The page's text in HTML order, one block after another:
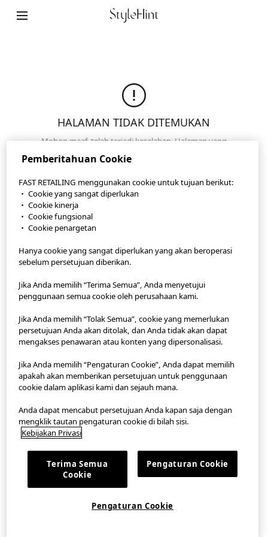
Peta Lokasi
Pengaturan Cookie
HALAMAN TIDAK DITEMUKAN
Mohon maaf, telah terjadi kesalahan. Halaman yang
Anda masukkan sudah benar atau klik untuk
StyleHint App
Ketentuan Penggunaan
Peta Lokasi
Kontak
Gambaran Umum Perusahaan
©FAST RETAILING CO., LTD.
Pemberitahuan Cookie
FAST RETAILING menggunakan cookie untuk tujuan berikut:
・ Cookie yang sangat diperlukan
・ Cookie kinerja
・ Cookie fungsional
・ Cookie penargetan
Hanya cookie yang sangat diperlukan yang akan beroperasi
sebelum persetujuan diberikan.
Jika Anda memilih “Terima Semua”, Anda menyetujui
penggunaan semua cookie oleh perusahaan kami.
Jika Anda memilih “Tolak Semua”, cookie yang memerlukan
persetujuan Anda akan ditolak, dan Anda tidak akan dapat
mengakses penawaran atau konten yang dipersonalisasi.
Jika Anda memilih “Pengaturan Cookie”, Anda dapat memilih
apakah akan memberikan persetujuan untuk penggunaan
cookie dalam aplikasi kami dan sejauh mana.
Anda dapat mencabut persetujuan Anda kapan saja dengan
mengklik tautan pengaturan cookie di bilah sisi.
Kebijakan Privasi
Terima Semua
Cookie
Pengaturan Cookie
Pengaturan Cookie